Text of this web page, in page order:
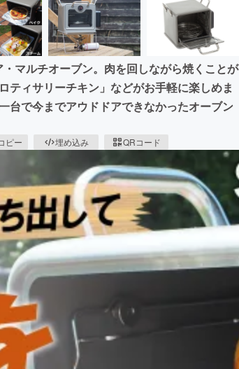
マルチオーブン。肉を回しながら焼くことが
ティサリーチキン」などがお手軽に楽しめま
台で今までアウドドアできなかったオーブン
ピー 埋め込み QRコード